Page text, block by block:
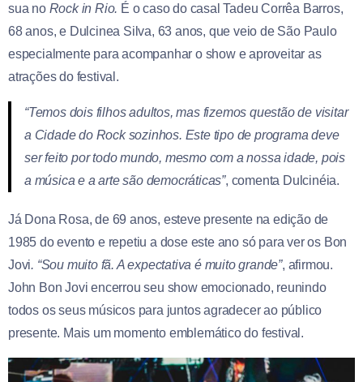
sua no Rock in Rio. É o caso do casal Tadeu Corrêa Barros,
68 anos, e Dulcinea Silva, 63 anos, que veio de São Paulo
especialmente para acompanhar o show e aproveitar as
atrações do festival.
“Temos dois filhos adultos, mas fizemos questão de visitar
a Cidade do Rock sozinhos. Este tipo de programa deve
ser feito por todo mundo, mesmo com a nossa idade, pois
a música e a arte são democráticas”, comenta Dulcinéia.
Já Dona Rosa, de 69 anos, esteve presente na edição de
1985 do evento e repetiu a dose este ano só para ver os Bon
Jovi. “Sou muito fã. A expectativa é muito grande”, afirmou.
John Bon Jovi encerrou seu show emocionado, reunindo
todos os seus músicos para juntos agradecer ao público
presente. Mais um momento emblemático do festival.